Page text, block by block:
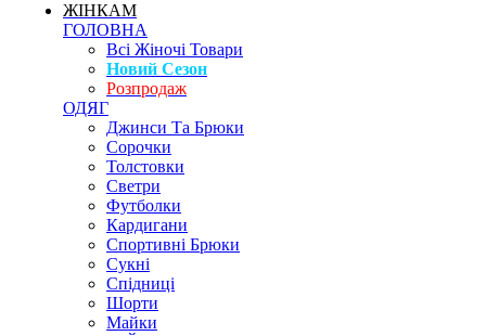
ЖІНКАМ
ГОЛОВНА
Всі Жіночі Товари
Новий Сезон
Розпродаж
ОДЯГ
Джинси Та Брюки
Сорочки
Толстовки
Светри
Футболки
Кардигани
Спортивні Брюки
Сукні
Спідниці
Шорти
Майки